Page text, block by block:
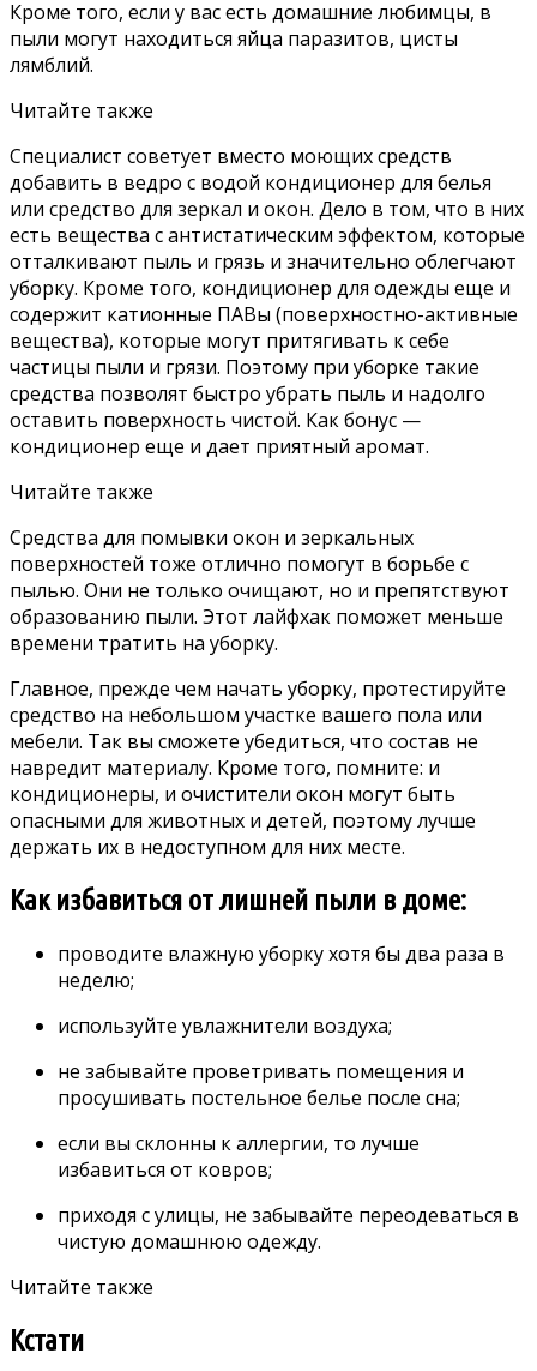
Кроме того, если у вас есть домашние любимцы, в
пыли могут находиться яйца паразитов, цисты
лямблий.
Читайте также
Специалист советует вместо моющих средств
добавить в ведро с водой кондиционер для белья
или средство для зеркал и окон. Дело в том, что в них
есть вещества с антистатическим эффектом, которые
отталкивают пыль и грязь и значительно облегчают
уборку. Кроме того, кондиционер для одежды еще и
содержит катионные ПАВы (поверхностно-активные
вещества), которые могут притягивать к себе
частицы пыли и грязи. Поэтому при уборке такие
средства позволят быстро убрать пыль и надолго
оставить поверхность чистой. Как бонус —
кондиционер еще и дает приятный аромат.
Читайте также
Средства для помывки окон и зеркальных
поверхностей тоже отлично помогут в борьбе с
пылью. Они не только очищают, но и препятствуют
образованию пыли. Этот лайфхак поможет меньше
времени тратить на уборку.
Главное, прежде чем начать уборку, протестируйте
средство на небольшом участке вашего пола или
мебели. Так вы сможете убедиться, что состав не
навредит материалу. Кроме того, помните: и
кондиционеры, и очистители окон могут быть
опасными для животных и детей, поэтому лучше
держать их в недоступном для них месте.
Как избавиться от лишней пыли в доме:
проводите влажную уборку хотя бы два раза в
неделю;
используйте увлажнители воздуха;
не забывайте проветривать помещения и
просушивать постельное белье после сна;
если вы склонны к аллергии, то лучше
избавиться от ковров;
приходя с улицы, не забывайте переодеваться в
чистую домашнюю одежду.
Читайте также
Кстати